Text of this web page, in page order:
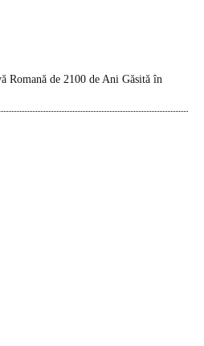
Romană de 2100 de Ani Găsită în